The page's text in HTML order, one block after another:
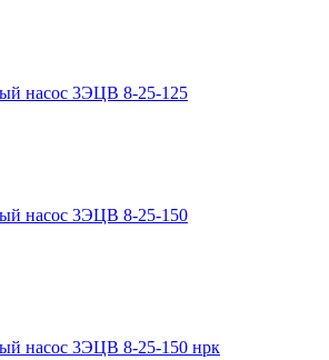
насос 3ЭЦВ 8-25-125
насос 3ЭЦВ 8-25-150
насос 3ЭЦВ 8-25-150 нрк